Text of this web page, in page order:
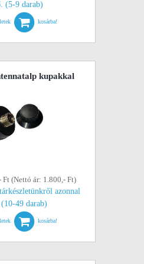
(5-9 darab)
kosárba!
kupakkal
(Nettó ár: 1.800,- Ft)
azonnal
49 darab)
kosárba!